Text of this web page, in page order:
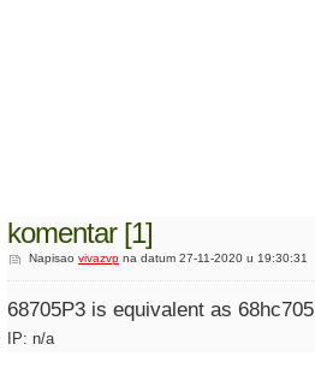
komentar [1]
Napisao vivazvp na datum 27-11-2020 u 19:30:31
68705P3 is equivalent as 68hc705
IP: n/a